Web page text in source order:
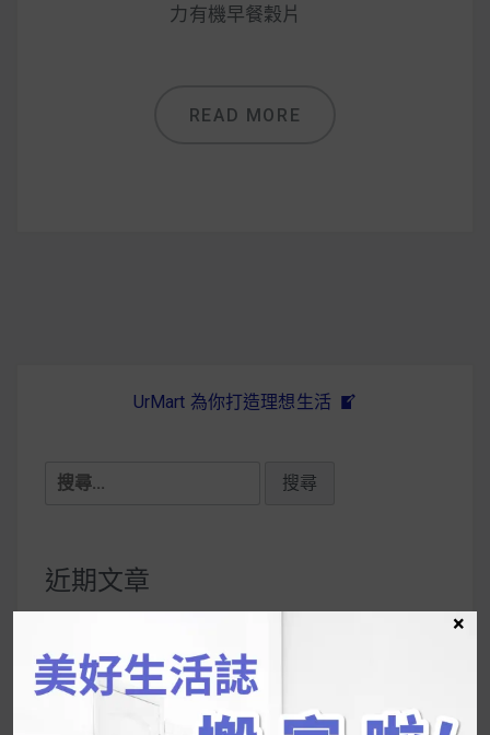
力有機早餐穀片
READ MORE
UrMart 為你打造理想生活
搜
鍵
字:
近期文章
韓國人為什麼不容易胖？
推的MZ Diet ！
好吃的蛋白點心還有好玩的運動小遊戲！今年過
×